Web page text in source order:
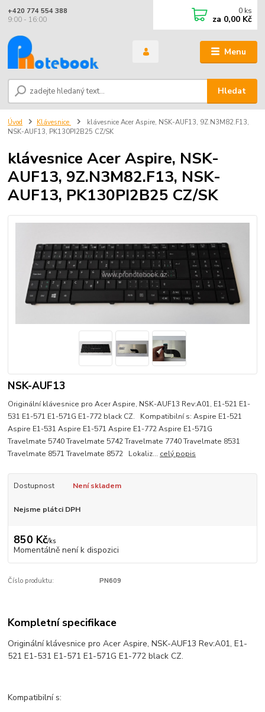
Menu
Hledat
+420 774 554 388
9:00 - 16:00
0 ks
za 0,00 Kč
Úvod Klávesnice
klávesnice Acer Aspire, NSK-AUF13, 9Z.N3M82.F13,
NSK-AUF13, PK130PI2B25 CZ/SK
klávesnice Acer Aspire, NSK-
AUF13, 9Z.N3M82.F13, NSK-
AUF13, PK130PI2B25 CZ/SK
NSK-AUF13
Originální klávesnice pro Acer Aspire, NSK-AUF13 Rev:A01, E1-521 E1-
531 E1-571 E1-571G E1-772 black CZ. Kompatibilní s: Aspire E1-521
Aspire E1-531 Aspire E1-571 Aspire E1-772 Aspire E1-571G
Travelmate 5740 Travelmate 5742 Travelmate 7740 Travelmate 8531
Travelmate 8571 Travelmate 8572 Lokaliz... celý popis
Dostupnost Není skladem
Nejsme plátci DPH
850 Kč/ks
Momentálně není k dispozici
Číslo produktu: PN609
Kompletní specifikace
Originální klávesnice pro Acer Aspire, NSK-AUF13 Rev:A01,E1-
521 E1-531 E1-571 E1-571G E1-772 black CZ.
Kompatibilní s: